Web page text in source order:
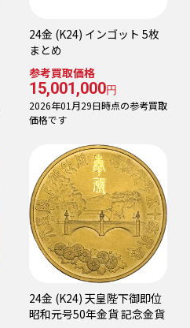
24金 (K24) インゴット 5枚
まとめ
参考買取価格
15,001,000円
2026年01月29日時点の参考買取
価格です
24金 (K24) 天皇陛下御即位
昭和元号50年金貨 記念金貨